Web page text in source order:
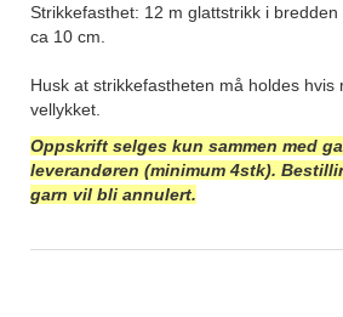
Strikkefasthet: 12 m glattstrikk i
ca 10 cm.
Husk at strikkefastheten må holdes hvis
vellykket.
Oppskrift selges kun sammen med
leverandøren (minimum 4stk).
garn vil bli annulert.